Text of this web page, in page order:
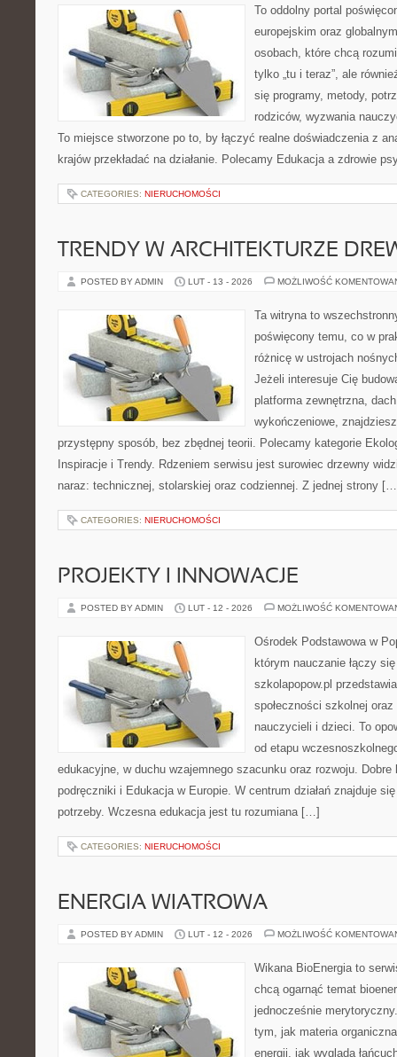
To oddolny portal
europejskim oraz
osobach, które chcą
tylko „tu i teraz”, ale
się programy, metody,
rodziców, wyzwania
To miejsce stworzone po to, by łączyć realne doświadczenia z
krajów przekładać na działanie. Polecamy Edukacja a zdrowie
CATEGORIES: NIERUCHOMOŚCI
TRENDY W ARCHITEKTURZE
POSTED BY ADMIN LUT - 13 - 2026 MOŻLIWOŚĆ
Ta witryna to
poświęcony temu, co w
różnicę w ustrojach
Jeżeli interesuje Cię
platforma zewnętrzna,
wykończeniowe,
przystępny sposób, bez zbędnej teorii. Polecamy kategorie
Inspiracje i Trendy. Rdzeniem serwisu jest surowiec drzewny
naraz: technicznej, stolarskiej oraz codziennej. Z jednej strony
CATEGORIES: NIERUCHOMOŚCI
PROJEKTY I INNOWACJE
POSTED BY ADMIN LUT - 12 - 2026 MOŻLIWOŚĆ
Ośrodek Podstawowa w
którym nauczanie łączy
szkolapopow.pl
społeczności szkolnej
nauczycieli i dzieci. To
od etapu
edukacyjne, w duchu wzajemnego szacunku oraz rozwoju.
podręczniki i Edukacja w Europie. W centrum działań znajduje się
potrzeby. Wczesna edukacja jest tu rozumiana […]
CATEGORIES: NIERUCHOMOŚCI
ENERGIA WIATROWA
POSTED BY ADMIN LUT - 12 - 2026 MOŻLIWOŚĆ
Wikana BioEnergia to
chcą ogarnąć temat
jednocześnie
tym, jak materia
energii, jak wygląda